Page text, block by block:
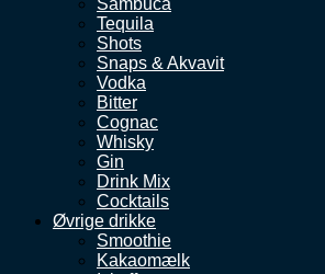
Sambuca
Tequila
Shots
Snaps & Akvavit
Vodka
Bitter
Cognac
Whisky
Gin
Drink Mix
Cocktails
Øvrige drikke
Smoothie
Kakaomælk